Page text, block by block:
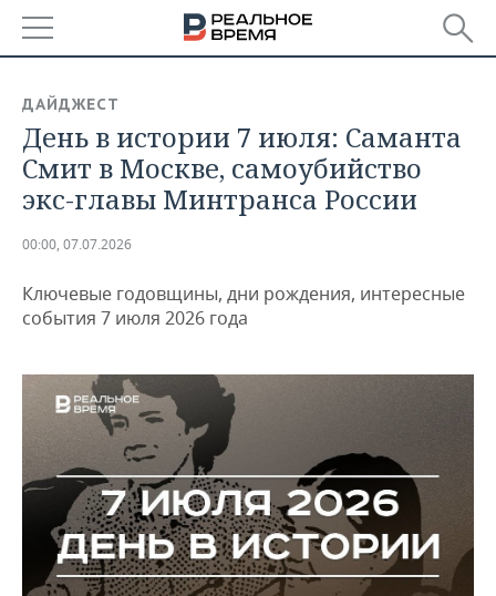
БАШКОРТОСТАН
ТАТАРСТАН
НОВОСТИ
АНАЛИТИКА
ДЕКЛАРАЦИИ О ДОХОДАХ
КОРОЛИ ГОСЗАКАЗА ПФО
ВУЗЫ ТАТАРСТАНА
КОМУ ПРИНАДЛЕЖАТ
ТОРГОВЫЕ ЦЕНТРЫ
ТАТАРСТАНА
НОВОСТИ ЭКОНОМИКИ
БАНКИ
БЮДЖЕТ
ИНВЕСТИЦИИ
ПРОМЫШЛЕННОСТЬ
АГРОПРОМ
МАШИНОСТРОЕНИЕ
НЕФТЕХИМИЯ
НЕФТЬ
НОВОСТИ НЕДВИЖИМОСТИ
НОВОСТИ АВТО
БИЗНЕС
НОВОСТИ БИЗНЕСА
РОЗНИЧНАЯ ТОРГОВЛЯ
ТРАНСПОРТ
ТЕХНОЛОГИИ
НОВОСТИ ТЕХНОЛОГИЙ
IT
МЕРОПРИЯТИЯ
НОВОСТИ МЕРОПРИЯТИЙ
СПОРТ
ДАЙДЖЕСТ
День в истории 7 июля: Саманта
Смит в Москве, самоубийство
экс-главы Минтранса России
00:00, 07.07.2026
Ключевые годовщины, дни рождения, интересные
события 7 июля 2026 года